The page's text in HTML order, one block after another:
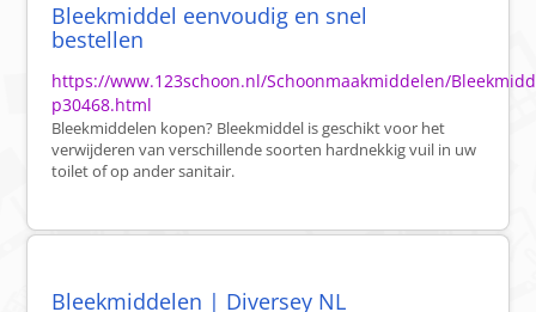
Bleekmiddel eenvoudig en snel
bestellen
https://www.123schoon.nl/Schoonmaakmiddelen/
p30468.html
Bleekmiddelen kopen? Bleekmiddel is geschikt voor het
verwijderen van verschillende soorten hardnekkig vuil in uw
toilet of op ander sanitair.
Bleekmiddelen | Diversey NL